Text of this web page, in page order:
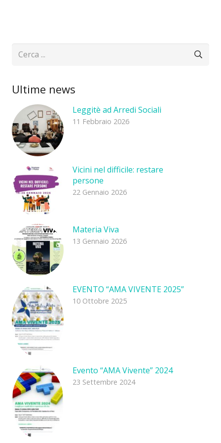
Ultime news
Leggitè ad Arredi Sociali
11 Febbraio 2026
Vicini nel difficile: restare
persone
22 Gennaio 2026
Materia Viva
13 Gennaio 2026
EVENTO “AMA VIVENTE 2025”
10 Ottobre 2025
Evento “AMA Vivente” 2024
23 Settembre 2024